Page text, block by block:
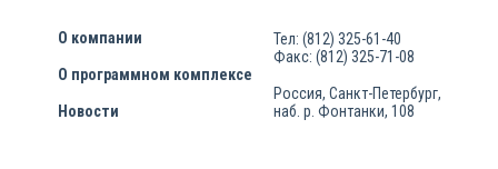
О компании
О программном комплексе
Новости
Тел: (812) 325-61-40
Факс: (812) 325-71-08
Россия, Санкт-Петербург,
наб. р. Фонтанки, 108